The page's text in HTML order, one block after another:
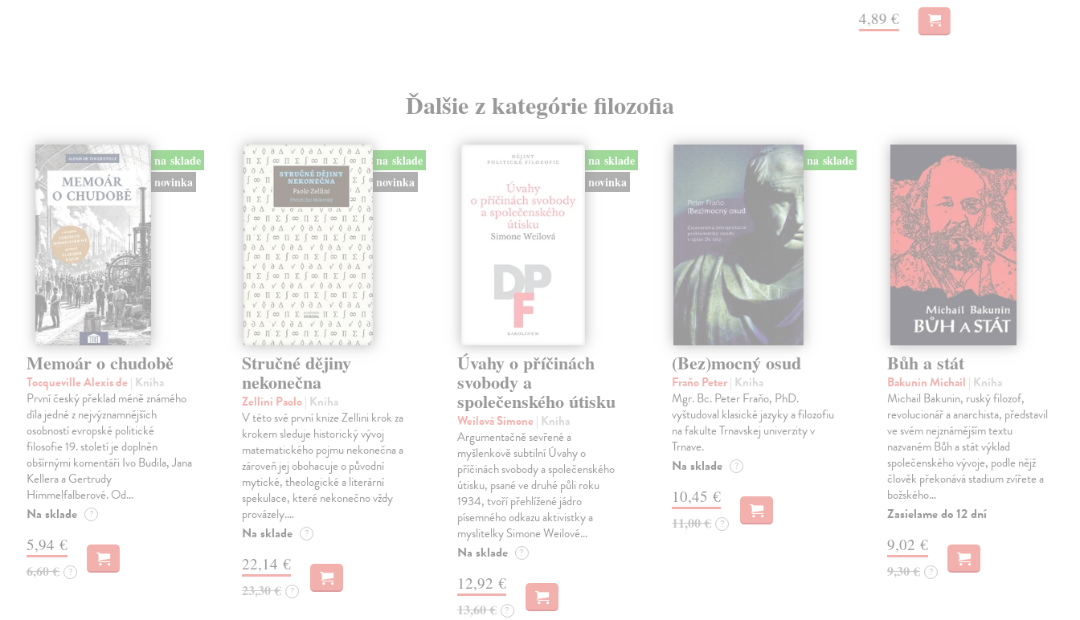
4,89 €
Ďalšie z kategórie filozofia
na sklade
novinka
Memoár o chudobě
Tocqueville Alexis de | Kniha
První český překlad méně známého
díla jedné z nejvýznamnějších
osobností evropské politické
filosofie 19. století je doplněn
obšírnými komentáři Ivo Budila, Jana
Kellera a Gertrudy
Himmelfalberové. Od…
Na sklade ?
5,94 €
6,60 € ?
na sklade
novinka
Stručné dějiny
nekonečna
Zellini Paolo| Kniha
V této své první knize Zellini krok za
krokem sleduje historický vývoj
matematického pojmu nekonečna a
zároveň jej obohacuje o původní
mytické, theologické a literární
spekulace, které nekonečno vždy
provázely.…
Na sklade ?
22,14 €
23,30 € ?
na sklade
novinka
Úvahy o příčinách
svobody a
společenského útisku
Weilová Simone | Kniha
Argumentačně sevřené a
myšlenkově subtilní Úvahy o
příčinách svobody a společenského
útisku, psané ve druhé půli roku
1934, tvoří přehlížené jádro
písemného odkazu aktivistky a
myslitelky Simone Weilové…
Na sklade ?
12,92 €
13,60 € ?
na sklade
(Bez)mocný osud
Fraňo Peter| Kniha
Mgr. Bc. Peter Fraňo, PhD.
vyštudoval klasické jazyky a filozofiu
na fakulte Trnavskej univerzity v
Trnave.
Na sklade ?
10,45 €
11,00 € ?
Bůh a stát
Bakunin Michail | Kniha
Michail Bakunin, ruský filozof,
revolucionář a anarchista, představil
ve svém nejznámějším textu
nazvaném Bůh a stát výklad
společenského vývoje, podle nějž
člověk překonává stadium zvířete a
božského…
Zasielame do 12 dní
9,02 €
9,30 € ?